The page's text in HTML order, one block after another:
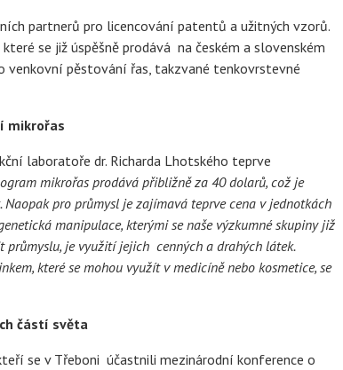
partnerů pro licencování patentů a užitných vzorů.
se již úspěšně prodává na českém a slovenském
venkovní pěstování řas, takzvané tenkovrstevné
mikrořas
laboratoře dr. Richarda Lhotského teprve
mikrořas prodává přibližně za 40 dolarů, což je
pro průmysl je zajímavá teprve cena v jednotkách
manipulace, kterými se naše výzkumné skupiny již
průmyslu, je využití jejich cenných a drahých látek.
které se mohou využít v medicíně nebo kosmetice, se
částí světa
se v Třeboni účastnili mezinárodní konference o